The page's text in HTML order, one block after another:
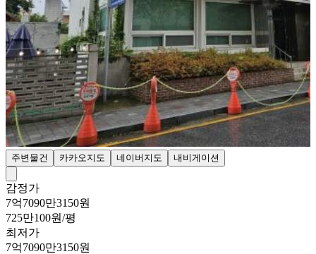
주변물건 카카오지도 네이버지도 내비게이션
감정가
7억7090만3150원
725만100원/평
최저가
7억7090만3150원